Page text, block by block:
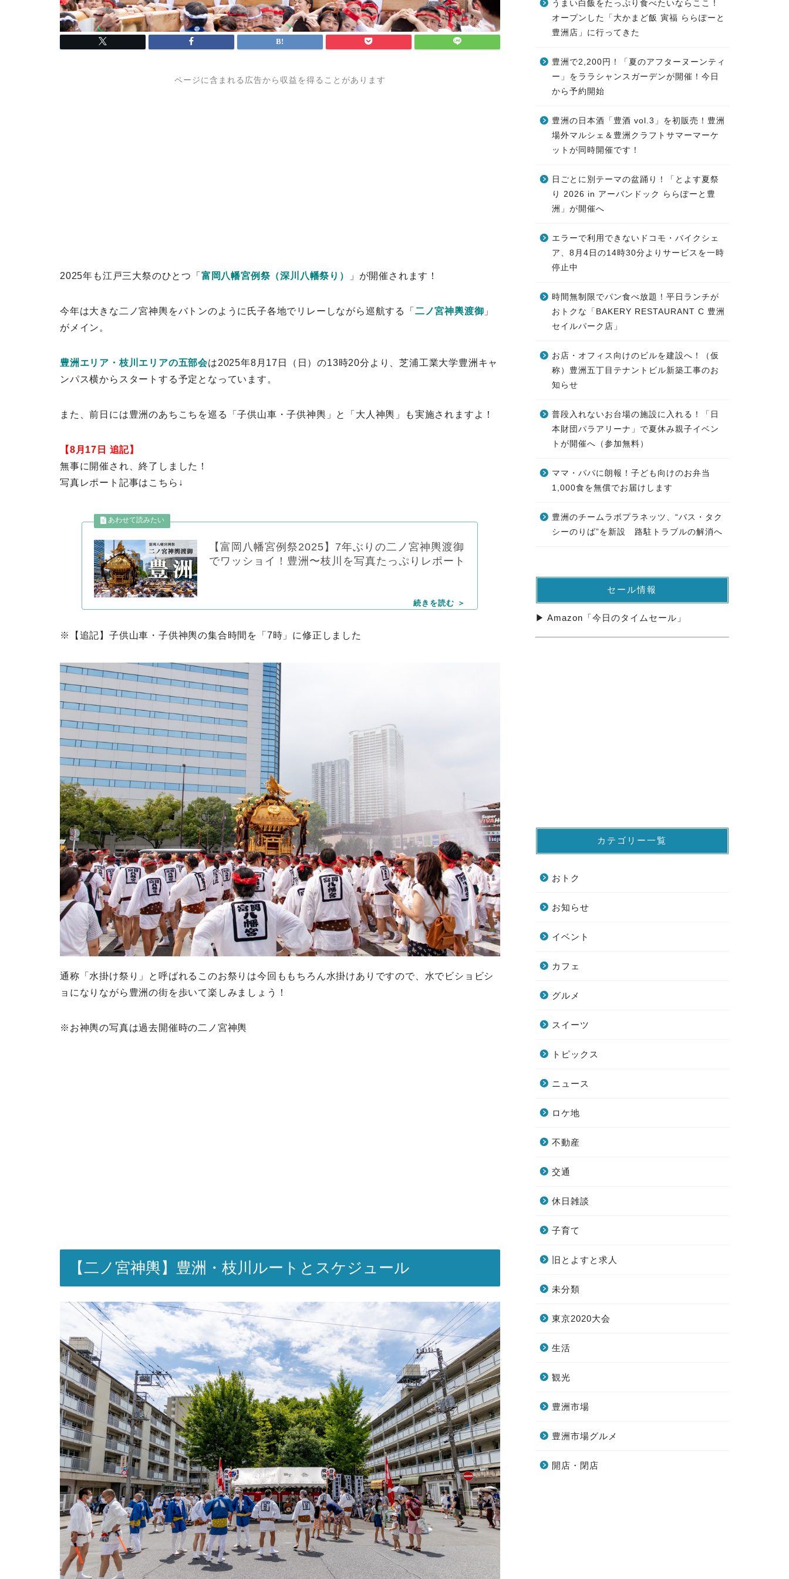
ページに含まれる広告から収益を得ることがあります
2025年も江戸三大祭のひとつ「 富岡八幡宮例祭（深川八幡祭り） 」が開催されます！
今年は大きな二ノ宮神輿をバトンのように氏子各地でリレーしながら巡航する「 二ノ宮神輿渡御 」
がメイン。
豊洲エリア・枝川エリアの五部会は2025年8月17日（日）の13時20分より、芝浦工業大学豊洲キャ
ンパス横からスタートする予定となっています。
また、前日には豊洲のあちこちを巡る「子供山車・子供神輿」と「大人神輿」も実施されますよ！
【8月17日 追記】
無事に開催され、終了しました！
写真レポート記事はこちら↓
【富岡八幡宮例祭2025】7年ぶりの二ノ宮神輿渡御
でワッショイ！豊洲〜枝川を写真たっぷりレポート
※【追記】子供山車・子供神輿の集合時間を「7時」に修正しました
通称「水掛け祭り」と呼ばれるこのお祭りは今回ももちろん水掛けありですので、水でビショビシ
ョになりながら豊洲の街を歩いて楽しみましょう！
※お神輿の写真は過去開催時の二ノ宮神輿
【二ノ宮神輿】豊洲・枝川ルートとスケジュール
うまい白飯をたっぷり食べたいならここ！
オープンした「大かまど飯 寅福 ららぽーと
豊洲店」に行ってきた
豊洲で2,200円！「夏のアフターヌーンティ
ー」をララシャンスガーデンが開催！今日
から予約開始
豊洲の日本酒「豊酒 vol.3」を初販売！豊洲
場外マルシェ＆豊洲クラフトサマーマーケ
ットが同時開催です！
日ごとに別テーマの盆踊り！「とよす夏祭
り 2026 in アーバンドック ららぽーと豊
洲」が開催へ
エラーで利用できないドコモ・バイクシェ
ア、8月4日の14時30分よりサービスを一時
停止中
時間無制限でパン食べ放題！平日ランチが
おトクな「BAKERY RESTAURANT C 豊洲
セイルパーク店」
お店・オフィス向けのビルを建設へ！（仮
称）豊洲五丁目テナントビル新築工事のお
知らせ
普段入れないお台場の施設に入れる！「日
本財団パラアリーナ」で夏休み親子イベン
トが開催へ（参加無料）
ママ・パパに朗報！子ども向けのお弁当
1,000食を無償でお届けします
豊洲のチームラボプラネッツ、“バス・タク
シーのりば”を新設 路駐トラブルの解消へ
セール情報
▶ Amazon「今日のタイムセール」
カテゴリー一覧
おトク
お知らせ
イベント
カフェ
グルメ
スイーツ
トピックス
ニュース
ロケ地
不動産
交通
休日雑談
子育て
旧とよすと求人
未分類
東京2020大会
生活
観光
豊洲市場
豊洲市場グルメ
開店・閉店